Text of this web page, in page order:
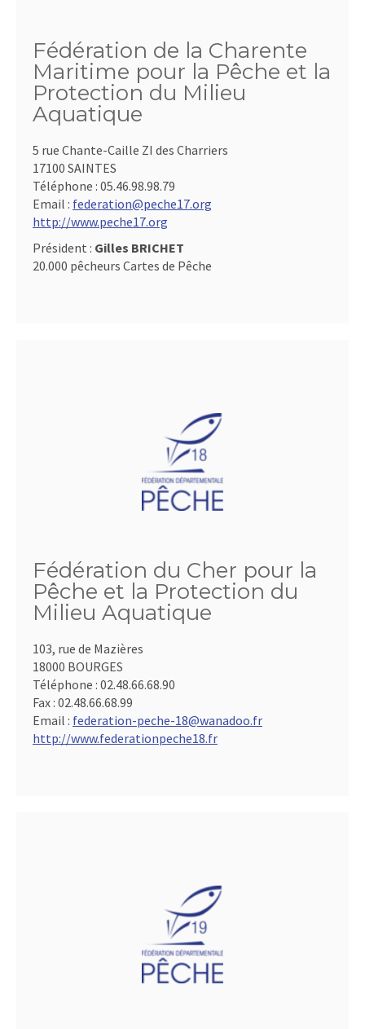
Fédération de la Charente
Maritime pour la Pêche et la
Protection du Milieu
Aquatique
5 rue Chante-Caille ZI des Charriers
17100 SAINTES
Téléphone : 05.46.98.98.79
Email : federation@peche17.org
http://www.peche17.org
Président : Gilles BRICHET
20.000 pêcheurs Cartes de Pêche
Fédération du Cher pour la
Pêche et la Protection du
Milieu Aquatique
103, rue de Mazières
18000 BOURGES
Téléphone : 02.48.66.68.90
Fax : 02.48.66.68.99
Email : federation-peche-18@wanadoo.fr
http://www.federationpeche18.fr